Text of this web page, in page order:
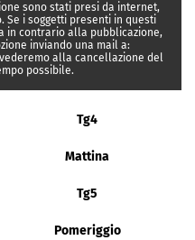
sono stati presi da internet,
i soggetti presenti in questi
in contrario alla pubblicazione,
inviando una mail a:
alla cancellazione del
possibile.
Tg4
Mattina
Tg5
Pomeriggio